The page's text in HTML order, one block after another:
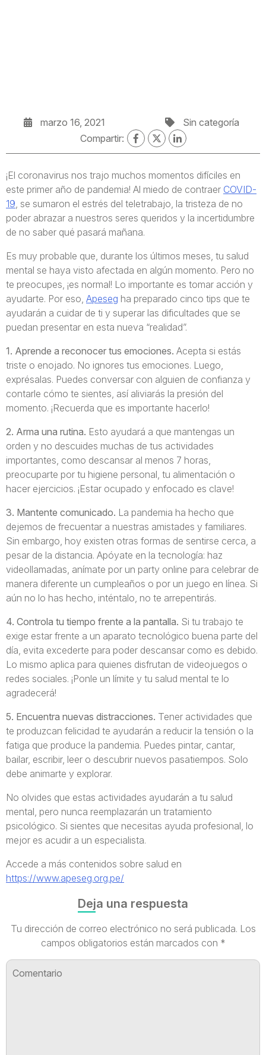
marzo 16, 2021
Sin categoría
Compartir:
¡El coronavirus nos trajo muchos momentos difíciles en
este primer año de pandemia! Al miedo de contraer COVID-
19, se sumaron el estrés del teletrabajo, la tristeza de no
poder abrazar a nuestros seres queridos y la incertidumbre
de no saber qué pasará mañana.
Es muy probable que, durante los últimos meses, tu salud
mental se haya visto afectada en algún momento. Pero no
te preocupes, ¡es normal! Lo importante es tomar acción y
ayudarte. Por eso, Apeseg ha preparado cinco tips que te
ayudarán a cuidar de ti y superar las dificultades que se
puedan presentar en esta nueva “realidad”.
1. Aprende a reconocer tus emociones. Acepta si estás
triste o enojado. No ignores tus emociones. Luego,
exprésalas. Puedes conversar con alguien de confianza y
contarle cómo te sientes, así aliviarás la presión del
momento. ¡Recuerda que es importante hacerlo!
2. Arma una rutina. Esto ayudará a que mantengas un
orden y no descuides muchas de tus actividades
importantes, como descansar al menos 7 horas,
preocuparte por tu higiene personal, tu alimentación o
hacer ejercicios. ¡Estar ocupado y enfocado es clave!
3. Mantente comunicado. La pandemia ha hecho que
dejemos de frecuentar a nuestras amistades y familiares.
Sin embargo, hoy existen otras formas de sentirse cerca, a
pesar de la distancia. Apóyate en la tecnología: haz
videollamadas, anímate por un party online para celebrar de
manera diferente un cumpleaños o por un juego en línea. Si
aún no lo has hecho, inténtalo, no te arrepentirás.
4. Controla tu tiempo frente a la pantalla. Si tu trabajo te
exige estar frente a un aparato tecnológico buena parte del
día, evita excederte para poder descansar como es debido.
Lo mismo aplica para quienes disfrutan de videojuegos o
redes sociales. ¡Ponle un límite y tu salud mental te lo
agradecerá!
5. Encuentra nuevas distracciones. Tener actividades que
te produzcan felicidad te ayudarán a reducir la tensión o la
fatiga que produce la pandemia. Puedes pintar, cantar,
bailar, escribir, leer o descubrir nuevos pasatiempos. Solo
debe animarte y explorar.
No olvides que estas actividades ayudarán a tu salud
mental, pero nunca reemplazarán un tratamiento
psicológico. Si sientes que necesitas ayuda profesional, lo
mejor es acudir a un especialista.
Accede a más contenidos sobre salud en
https://www.apeseg.org.pe/
Deja una respuesta
Tu dirección de correo electrónico no será publicada. Los
campos obligatorios están marcados con *